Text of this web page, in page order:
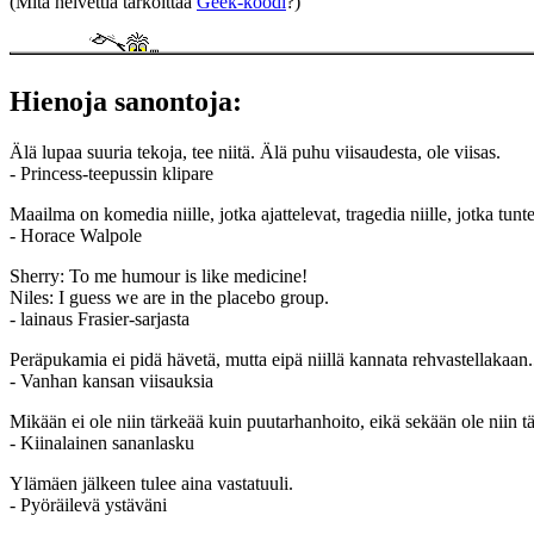
Hienoja sanontoja:
Älä lupaa suuria tekoja, tee niitä. Älä puhu viisaudesta, ole viisas.
- Princess-teepussin klipare
Maailma on komedia niille, jotka ajattelevat, tragedia niille, jotka
- Horace Walpole
Sherry: To me humour is like medicine!
Niles: I guess we are in the placebo group.
- lainaus Frasier-sarjasta
Peräpukamia ei pidä hävetä, mutta eipä niillä kannata
- Vanhan kansan viisauksia
Mikään ei ole niin tärkeää kuin puutarhanhoito, eikä sekään ole niin
- Kiinalainen sananlasku
Ylämäen jälkeen tulee aina vastatuuli.
- Pyöräilevä ystäväni